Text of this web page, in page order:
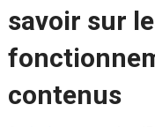
savoir sur
contenus